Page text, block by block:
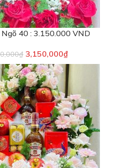
40 : 3.150.000 VND
₫ 3,150,000₫